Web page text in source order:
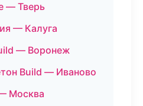
— Тверь
— Калуга
— Воронеж
Build — Иваново
Москва